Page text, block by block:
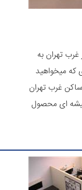
تهران به
که میخواهید
غرب تهران
شیشه ای محصول